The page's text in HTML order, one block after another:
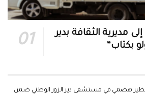
إلى مديرية الثقافة بدير
بكتاب”
تنظير هضمي في مستشفى دير الزور الوطني ضمن